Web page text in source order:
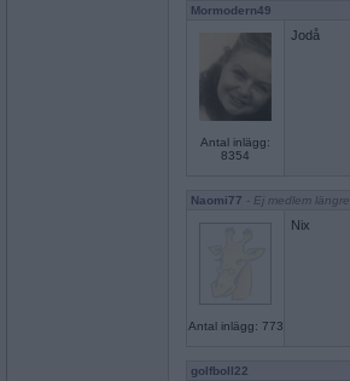
Mormodern49
Antal inlägg:
8354
Jodå
Naomi77 - Ej medlem längre
Antal inlägg: 773
Nix
golfboll22